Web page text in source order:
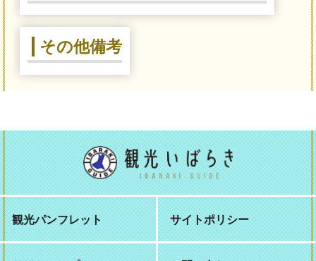
その他備考
観光パンフレット サイトポリシー